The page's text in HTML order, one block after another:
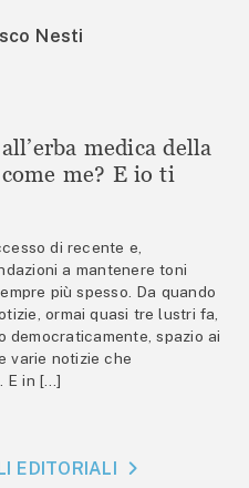
Nesti
medica della
me? E io ti
di recente e,
a mantenere toni
più spesso. Da quando
ormai quasi tre lustri fa,
democraticamente, spazio ai
varie notizie che
E in […]
EDITORIALI